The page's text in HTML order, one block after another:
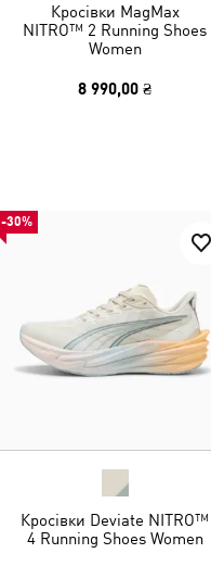
Кросівки MagMax
NITRO™ 2 Running Shoes
Women
8 990,00 ₴
-30%
Кросівки Deviate NITRO™
4 Running Shoes Women